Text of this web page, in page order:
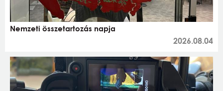
Nemzeti összetartozás napja
2026.08.04